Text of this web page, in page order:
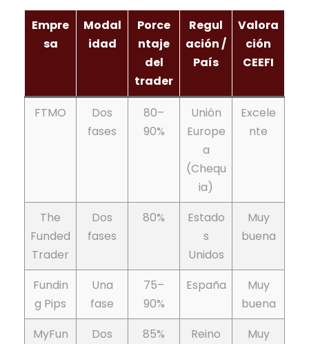
Empre
sa
Modal
idad
Porce
ntaje
del
trader
Regul
ación /
País
Valora
ción
CEEFI
FTMO
Dos
fases
80–
90%
Unión
Europe
a
(Chequ
ia)
Excele
nte
The
Funded
Trader
Dos
fases
80%
Estado
s
Unidos
Muy
buena
Fundin
g Pips
Una
fase
75–
90%
España
Muy
buena
MyFun
Dos
85%
Reino
Muy